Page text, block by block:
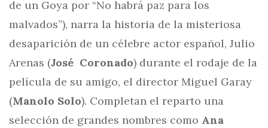
de un Goya por “No habrá paz para los
malvados”), narra la historia de la misteriosa
desaparición de un célebre actor español, Julio
Arenas (José Coronado) durante el rodaje de la
película de su amigo, el director Miguel Garay
(Manolo Solo). Completan el reparto una
selección de grandes nombres como Ana